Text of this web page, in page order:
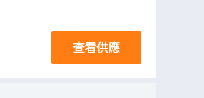
查看供應